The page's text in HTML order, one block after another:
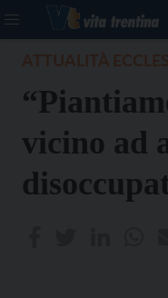
vicino ad